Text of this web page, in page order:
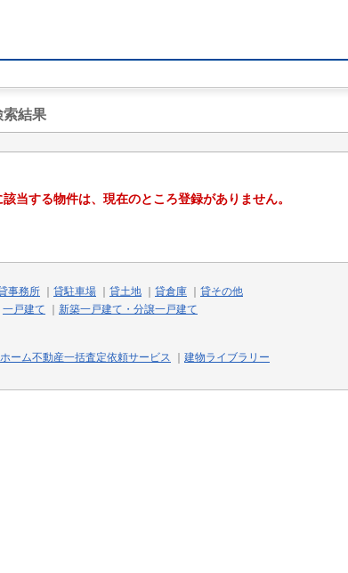
索結果
当する物件は、現在のところ登録がありません。
事務所 貸駐車場 貸土地 貸倉庫
貸その他
一戸建て
新築一戸建て・分譲一戸建て
ーム不動産一括査定依頼サービス
建物ライブラリー